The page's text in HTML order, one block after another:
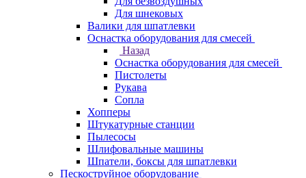
Для шнековых
Валики для шпатлевки
Оснастка оборудования для смесей
Назад
Оснастка оборудования для смесей
Пистолеты
Рукава
Сопла
Хопперы
Штукатурные станции
Пылесосы
Шлифовальные машины
Шпатели, боксы для шпатлевки
Пескоструйное оборудование